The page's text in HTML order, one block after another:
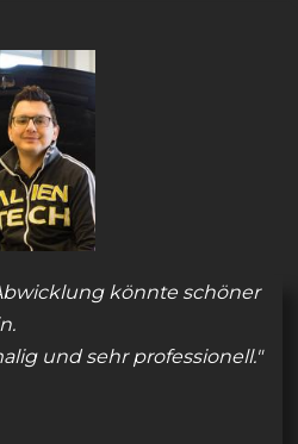
könnte schöner
und sehr professionell."